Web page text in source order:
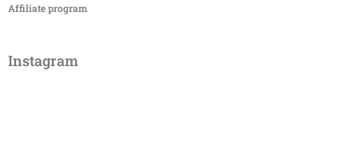
Affiliate program
Instagram